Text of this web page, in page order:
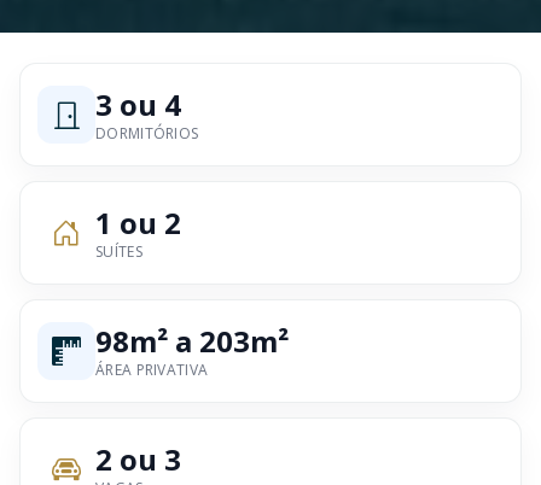
3 ou 4
DORMITÓRIOS
1 ou 2
SUÍTES
98m² a 203m²
ÁREA PRIVATIVA
2 ou 3